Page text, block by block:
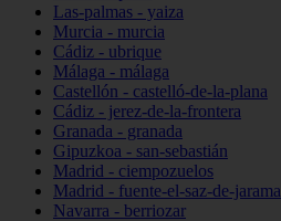
Las-palmas - yaiza
Murcia - murcia
Cádiz - ubrique
Málaga - málaga
Castellón - castelló-de-la-plana
Cádiz - jerez-de-la-frontera
Granada - granada
Gipuzkoa - san-sebastián
Madrid - ciempozuelos
Madrid - fuente-el-saz-de-jarama
Navarra - berriozar